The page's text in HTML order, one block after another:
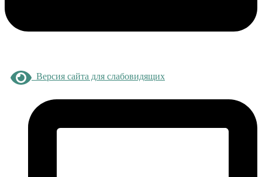
Версия сайта для слабовидящих